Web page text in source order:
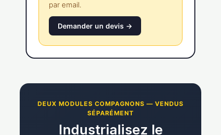
par email.
Demander un devis →
DEUX MODULES COMPAGNONS — VENDUS
SÉPARÉMENT
Industrialisez le